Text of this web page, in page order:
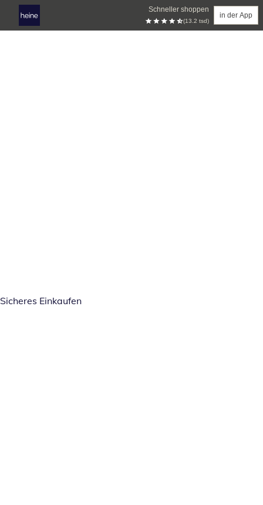
Schneller shoppen
(13.2 tsd)
in der App
Sicheres Einkaufen